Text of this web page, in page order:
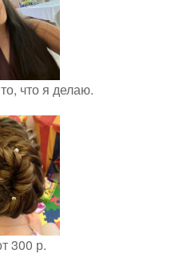
что я делаю.
300 р.